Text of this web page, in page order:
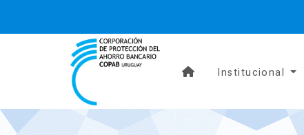
Institucional